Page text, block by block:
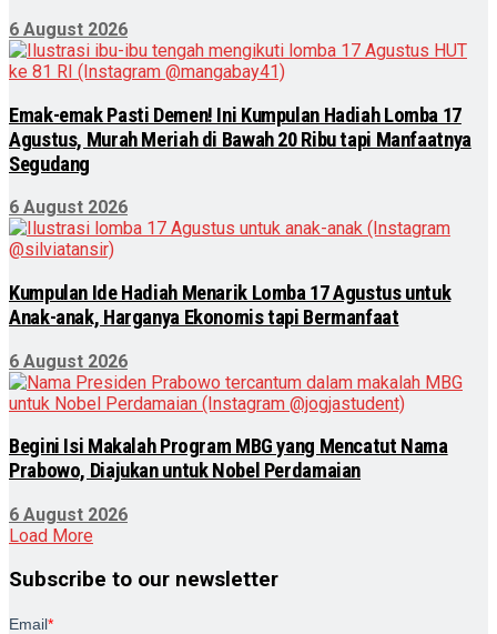
6 August 2026
Emak-emak Pasti Demen! Ini Kumpulan Hadiah Lomba 17
Agustus, Murah Meriah di Bawah 20 Ribu tapi Manfaatnya
Segudang
6 August 2026
Kumpulan Ide Hadiah Menarik Lomba 17 Agustus untuk
Anak-anak, Harganya Ekonomis tapi Bermanfaat
6 August 2026
Begini Isi Makalah Program MBG yang Mencatut Nama
Prabowo, Diajukan untuk Nobel Perdamaian
6 August 2026
Load More
Subscribe to our newsletter